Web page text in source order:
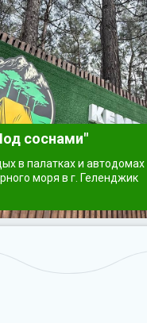
соснами"
в палатках и автодомах
моря в г. Геленджик